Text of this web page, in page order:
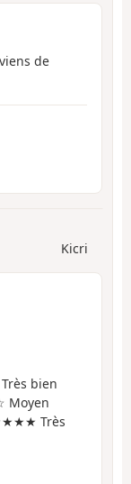
de
Kicri
bien
Très